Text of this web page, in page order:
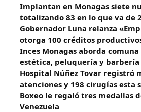
Implantan en Monagas siete
totalizando 83 en lo que va de
Gobernador Luna relanza
otorga 100 créditos
Inces Monagas aborda comuna
estética, peluquería y barbería
Hospital Núñez Tovar registró
atenciones y 198 cirugías esta
Boxeo le regaló tres medallas
Venezuela